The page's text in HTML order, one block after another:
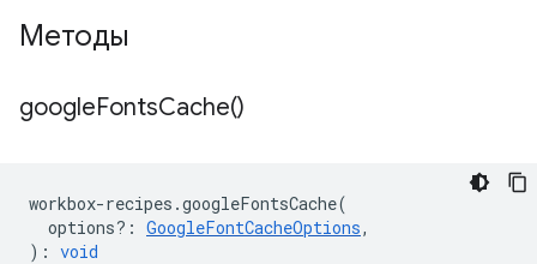
Методы
googleFontsCache()
workbox-recipes .googleFontsCache(
options? : GoogleFontCacheOptions,
) : void